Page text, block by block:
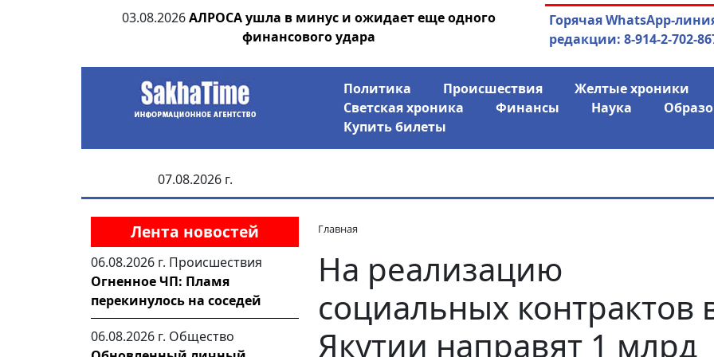
03.08.2026 АЛРОСА ушла в минус и ожидает еще одного
финансового удара
04.08.2026Маринычев у
Горячая WhatsApp-
редакции: 8-914-2-702-
Политика Происшествия Желтые хроники
Светская хроника
Финансы Наука
Купить билеты
07.08.2026 г.
Лента новостей
06.08.2026 г. Происшествия
Огненное ЧП: Пламя
перекинулось на соседей
06.08.2026 г. Общество
Главная
На реализацию
социальных контрактов
Якутии направят 1 млрд